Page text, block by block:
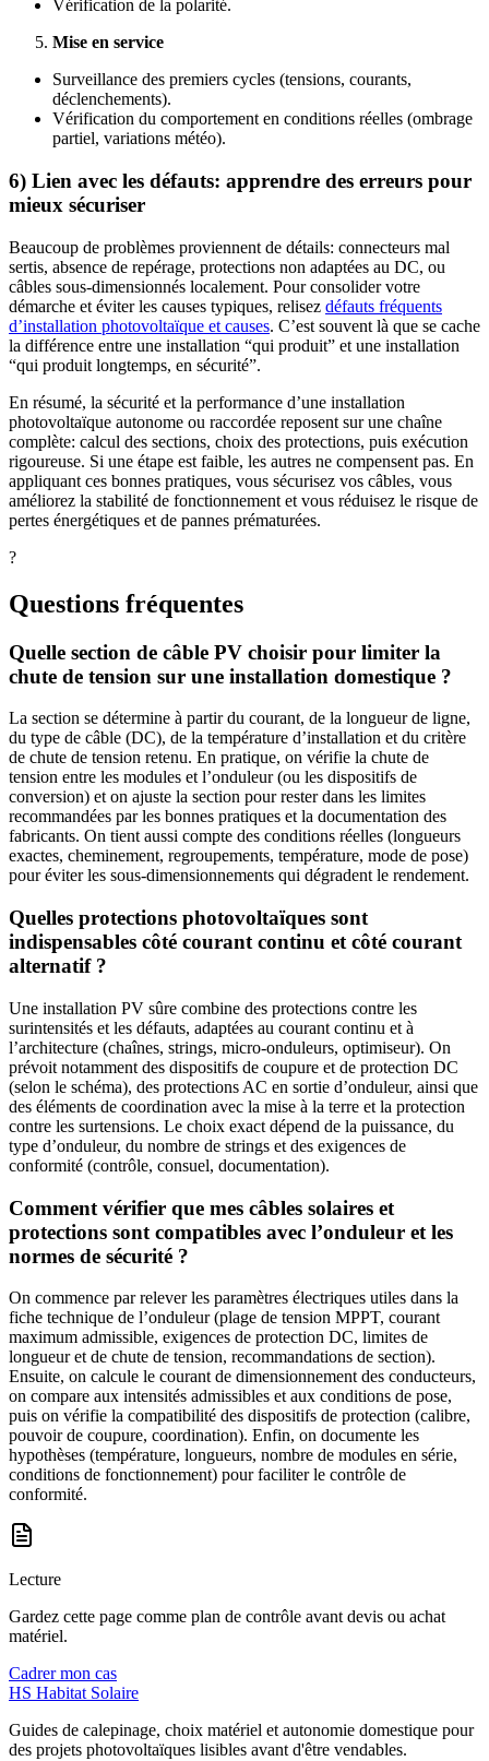
Vérification de la polarité.
Mise en service
Surveillance des premiers cycles (tensions, courants,
déclenchements).
Vérification du comportement en conditions réelles (ombrage
partiel, variations météo).
6) Lien avec les défauts: apprendre des erreurs pour
mieux sécuriser
Beaucoup de problèmes proviennent de détails: connecteurs mal
sertis, absence de repérage, protections non adaptées au DC, ou
câbles sous-dimensionnés localement. Pour consolider votre
démarche et éviter les causes typiques, relisez défauts fréquents
d’installation photovoltaïque et causes. C’est souvent là que se cache
la différence entre une installation “qui produit” et une installation
“qui produit longtemps, en sécurité”.
En résumé, la sécurité et la performance d’une installation
photovoltaïque autonome ou raccordée reposent sur une chaîne
complète: calcul des sections, choix des protections, puis exécution
rigoureuse. Si une étape est faible, les autres ne compensent pas. En
appliquant ces bonnes pratiques, vous sécurisez vos câbles, vous
améliorez la stabilité de fonctionnement et vous réduisez le risque de
pertes énergétiques et de pannes prématurées.
?
Questions fréquentes
Quelle section de câble PV choisir pour limiter la
chute de tension sur une installation domestique ?
La section se détermine à partir du courant, de la longueur de ligne,
du type de câble (DC), de la température d’installation et du critère
de chute de tension retenu. En pratique, on vérifie la chute de
tension entre les modules et l’onduleur (ou les dispositifs de
conversion) et on ajuste la section pour rester dans les limites
recommandées par les bonnes pratiques et la documentation des
fabricants. On tient aussi compte des conditions réelles (longueurs
exactes, cheminement, regroupements, température, mode de pose)
pour éviter les sous-dimensionnements qui dégradent le rendement.
Quelles protections photovoltaïques sont
indispensables côté courant continu et côté courant
alternatif ?
Une installation PV sûre combine des protections contre les
surintensités et les défauts, adaptées au courant continu et à
l’architecture (chaînes, strings, micro-onduleurs, optimiseur). On
prévoit notamment des dispositifs de coupure et de protection DC
(selon le schéma), des protections AC en sortie d’onduleur, ainsi que
des éléments de coordination avec la mise à la terre et la protection
contre les surtensions. Le choix exact dépend de la puissance, du
type d’onduleur, du nombre de strings et des exigences de
conformité (contrôle, consuel, documentation).
Comment vérifier que mes câbles solaires et
protections sont compatibles avec l’onduleur et les
normes de sécurité ?
On commence par relever les paramètres électriques utiles dans la
fiche technique de l’onduleur (plage de tension MPPT, courant
maximum admissible, exigences de protection DC, limites de
longueur et de chute de tension, recommandations de section).
Ensuite, on calcule le courant de dimensionnement des conducteurs,
on compare aux intensités admissibles et aux conditions de pose,
puis on vérifie la compatibilité des dispositifs de protection (calibre,
pouvoir de coupure, coordination). Enfin, on documente les
hypothèses (température, longueurs, nombre de modules en série,
conditions de fonctionnement) pour faciliter le contrôle de
conformité.
Lecture
Gardez cette page comme plan de contrôle avant devis ou achat
matériel.
Cadrer mon cas
HS Habitat Solaire
Guides de calepinage, choix matériel et autonomie domestique pour
des projets photovoltaïques lisibles avant d'être vendables.